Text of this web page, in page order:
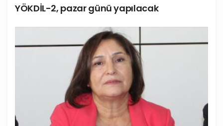
YÖKDİL-2, pazar günü yapılacak